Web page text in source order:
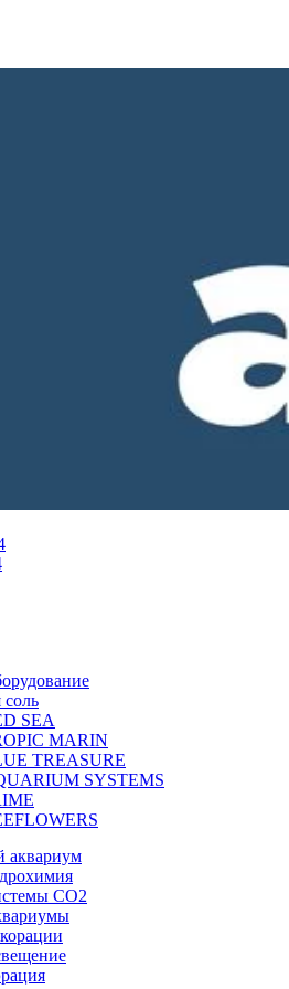
SEA
MARIN
TREASURE
SYSTEMS
аквариум
СО2